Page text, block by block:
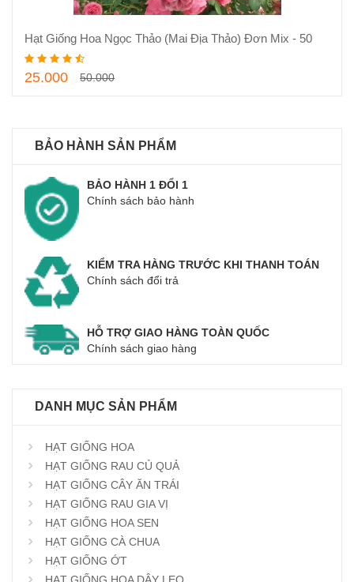
Thêm vào giỏ hàng
Hạt Giống Hoa Ngọc Thảo (Mai Địa Thảo) Đơn Mix - 50
Hạt
25.000 50.000
BẢO HÀNH SẢN PHẨM
BẢO HÀNH 1 ĐỔI 1
Chính sách bảo hành
KIỂM TRA HÀNG TRƯỚC KHI THANH TOÁN
Chính sách đổi trả
HỖ TRỢ GIAO HÀNG TOÀN QUỐC
Chính sách giao hàng
DANH MỤC SẢN PHẨM
HẠT GIỐNG HOA
HẠT GIỐNG RAU CỦ QUẢ
HẠT GIỐNG CÂY ĂN TRÁI
HẠT GIỐNG RAU GIA VỊ
HẠT GIỐNG HOA SEN
HẠT GIỐNG CÀ CHUA
HẠT GIỐNG ỚT